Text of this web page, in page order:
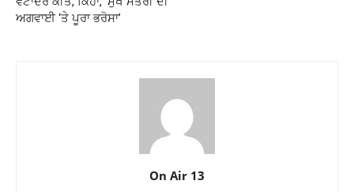
ਅਗਵਾਈ ‘ਤੇ ਪੂਰਾ ਭਰੋਸਾ’
On Air 13